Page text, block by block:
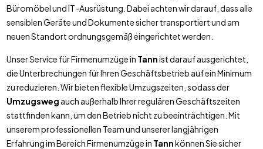
Büromöbel und IT-Ausrüstung. Dabei achten wir darauf, dass alle
sensiblen Geräte und Dokumente sicher transportiert und am
neuen Standort ordnungsgemäß eingerichtet werden.
Unser Service für Firmenumzüge in Tannist darauf ausgerichtet,
die Unterbrechungen für Ihren Geschäftsbetrieb auf ein Minimum
zu reduzieren. Wir bieten flexible Umzugszeiten, sodass der
Umzugsweg auch außerhalb Ihrer regulären Geschäftszeiten
stattfinden kann, um den Betrieb nicht zu beeinträchtigen. Mit
unserem professionellen Team und unserer langjährigen
Erfahrung im Bereich Firmenumzüge in Tannkönnen Sie sicher